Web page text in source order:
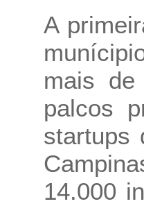
A
mais
palcos
startups
14.000